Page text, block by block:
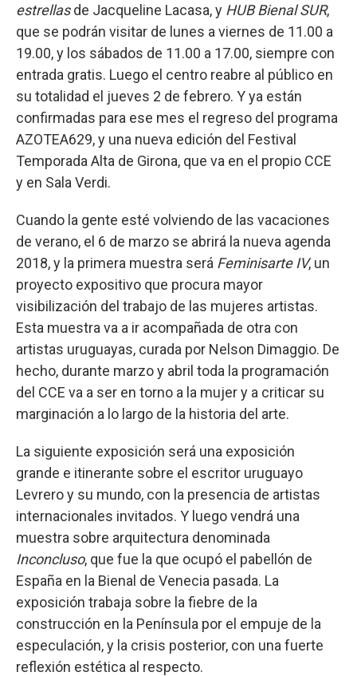
estrellasde Jacqueline Lacasa, y HUB Bienal SUR,
que se podrán visitar de lunes a viernes de 11.00 a
19.00, y los sábados de 11.00 a 17.00, siempre con
entrada gratis. Luego el centro reabre al público en
su totalidad el jueves 2 de febrero. Y ya están
confirmadas para ese mes el regreso del programa
AZOTEA629, y una nueva edición del Festival
Temporada Alta de Girona, que va en el propio CCE
y en Sala Verdi.
Cuando la gente esté volviendo de las vacaciones
de verano, el 6 de marzo se abrirá la nueva agenda
2018, y la primera muestra será Feminisarte IV, un
proyecto expositivo que procura mayor
visibilización del trabajo de las mujeres artistas.
Esta muestra va a ir acompañada de otra con
artistas uruguayas, curada por Nelson Dimaggio. De
hecho, durante marzo y abril toda la programación
del CCE va a ser en torno a la mujer y a criticar su
marginación a lo largo de la historia del arte.
La siguiente exposición será una exposición
grande e itinerante sobre el escritor uruguayo
Levrero y su mundo, con la presencia de artistas
internacionales invitados. Y luego vendrá una
muestra sobre arquitectura denominada
Inconcluso, que fue la que ocupó el pabellón de
España en la Bienal de Venecia pasada. La
exposición trabaja sobre la fiebre de la
construcción en la Península por el empuje de la
especulación, y la crisis posterior, con una fuerte
reflexión estética al respecto.